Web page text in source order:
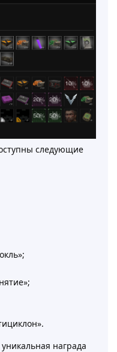
следующие
награда